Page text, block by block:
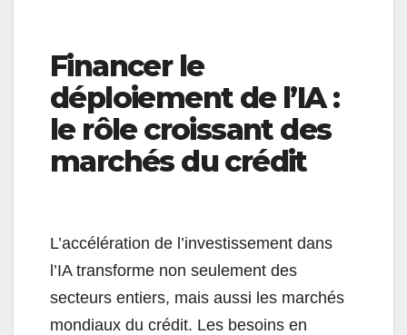
Financer le
déploiement de l’IA :
le rôle croissant des
marchés du crédit
L’accélération de l’investissement dans
l’IA transforme non seulement des
secteurs entiers, mais aussi les marchés
mondiaux du crédit. Les besoins en